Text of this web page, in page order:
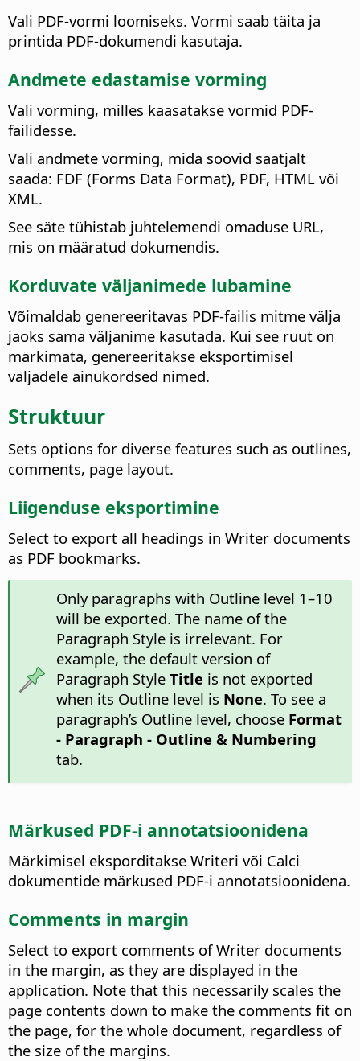
Vali PDF-vormi loomiseks. Vormi saab täita ja
printida PDF-dokumendi kasutaja.
Andmete edastamise vorming
Vali vorming, milles kaasatakse vormid PDF-
failidesse.
Vali andmete vorming, mida soovid saatjalt
saada: FDF (Forms Data Format), PDF, HTML või
XML.
See säte tühistab juhtelemendi omaduse URL,
mis on määratud dokumendis.
Korduvate väljanimede lubamine
Võimaldab genereeritavas PDF-failis mitme välja
jaoks sama väljanime kasutada. Kui see ruut on
märkimata, genereeritakse eksportimisel
väljadele ainukordsed nimed.
Struktuur
Sets options for diverse features such as outlines,
comments, page layout.
Liigenduse eksportimine
Select to export all headings in Writer documents
as PDF bookmarks.
Only paragraphs with Outline level 1–10
will be exported. The name of the
Paragraph Style is irrelevant. For
example, the default version of
Paragraph Style Title is not exported
when its Outline level is None. To see a
paragraph’s Outline level, choose Format
- Paragraph - Outline & Numbering
tab.
Märkused PDF-i annotatsioonidena
Märkimisel eksporditakse Writeri või Calci
dokumentide märkused PDF-i annotatsioonidena.
Comments in margin
Select to export comments of Writer documents
in the margin, as they are displayed in the
application. Note that this necessarily scales the
page contents down to make the comments fit on
the page, for the whole document, regardless of
the size of the margins.